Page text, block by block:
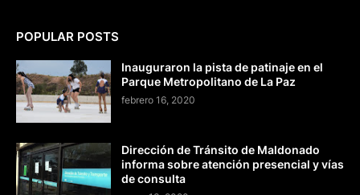
POPULAR POSTS
Inauguraron la pista de patinaje en el
Parque Metropolitano de La Paz
febrero 16, 2020
Dirección de Tránsito de Maldonado
informa sobre atención presencial y vías
de consulta